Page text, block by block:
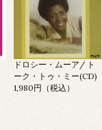
ドロシー・ムーア/ ト
ーク・トゥ・ミー(CD)
1,980円（税込）